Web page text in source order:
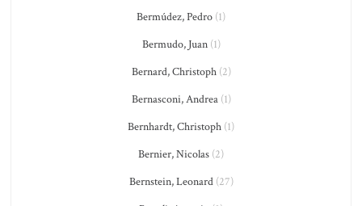
Bermúdez, Pedro (1)
Bermudo, Juan(1)
Bernard, Christoph(2)
Bernasconi, Andrea(1)
Bernhardt, Christoph (1)
Bernier, Nicolas (2)
Bernstein, Leonard(27)